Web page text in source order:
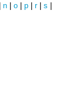
|n |o |p |r|s